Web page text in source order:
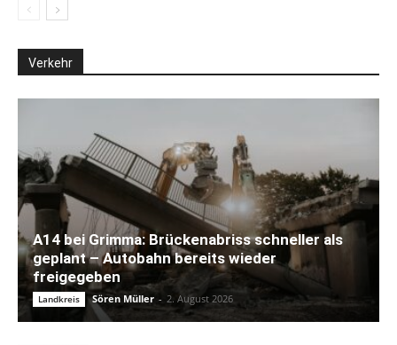
Verkehr
A14 bei Grimma: Brückenabriss schneller als
geplant – Autobahn bereits wieder
freigegeben
Landkreis Sören Müller - 2. August 2026